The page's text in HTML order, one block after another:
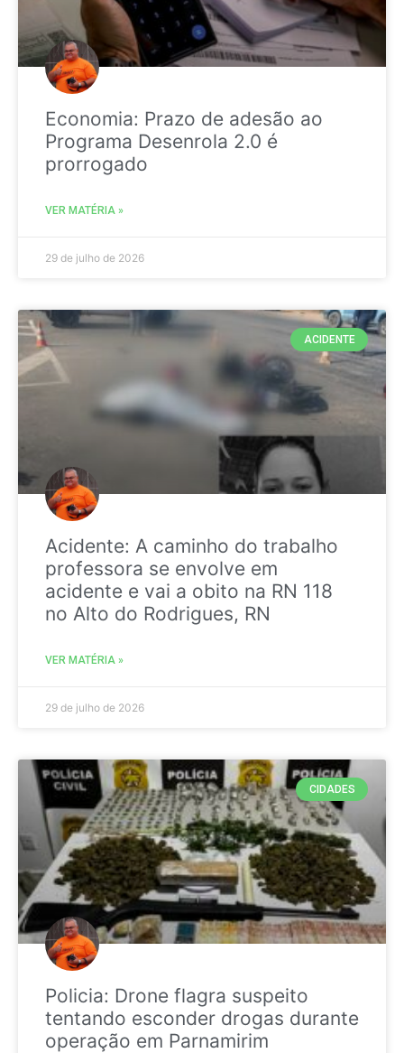
Economia: Prazo de adesão ao
Programa Desenrola 2.0 é
prorrogado
VER MATÉRIA »
29 de julho de 2026
ACIDENTE
Acidente: A caminho do trabalho
professora se envolve em
acidente e vai a obito na RN 118
no Alto do Rodrigues, RN
VER MATÉRIA »
29 de julho de 2026
CIDADES
Policia: Drone flagra suspeito
tentando esconder drogas durante
operação em Parnamirim